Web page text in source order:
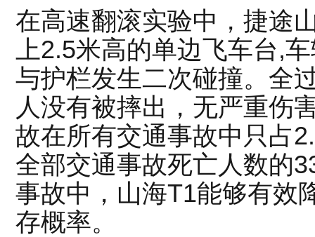
在高速翻滚实验中，捷途
上2.5米高的单边飞车台,
与护栏发生二次碰撞。全
人没有被摔出，无严重伤
故在所有交通事故中只占
全部交通事故死亡人数的
事故中，山海T1能够有效
存概率。